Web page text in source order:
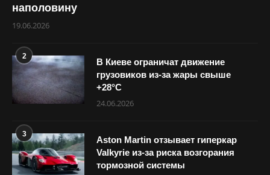
наполовину
19.06.2026
2
В Киеве ограничат движение
грузовиков из-за жары свыше
+28°С
24.06.2026
3
Aston Martin отзывает гиперкар
Valkyrie из-за риска возгорания
тормозной системы